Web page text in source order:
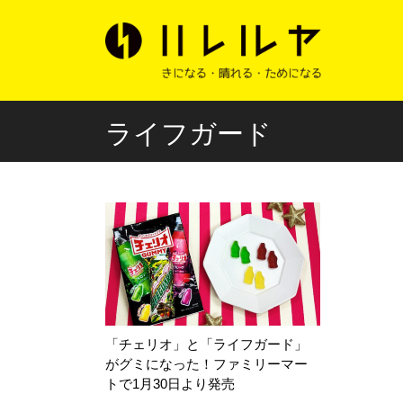
ライフガード
「チェリオ」と「ライフガード」
がグミになった！ファミリーマー
トで1月30日より発売